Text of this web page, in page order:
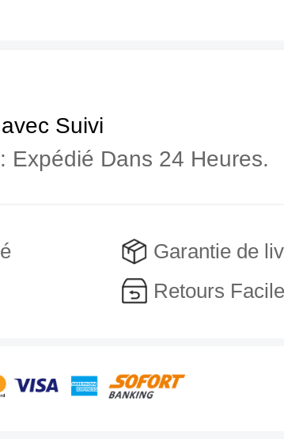
avec Suivi
Expédié Dans 24 Heures.
Garantie de
Retours